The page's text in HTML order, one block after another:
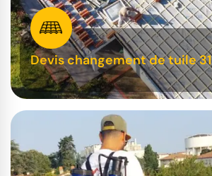
Devis changement de tuile 31